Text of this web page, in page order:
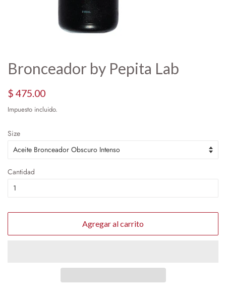
Bronceador by Pepita Lab
Precio
$ 475.00
oferta
Impuesto incluido.
Size
Cantidad
Agregar al carrito